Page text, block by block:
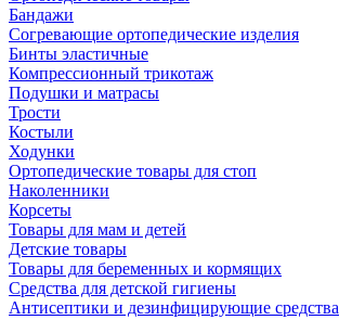
Бандажи
Согревающие ортопедические изделия
Бинты эластичные
Компрессионный трикотаж
Подушки и матрасы
Трости
Костыли
Ходунки
Ортопедические товары для стоп
Наколенники
Корсеты
Товары для мам и детей
Детские товары
Товары для беременных и кормящих
Средства для детской гигиены
Антисептики и дезинфицирующие средства